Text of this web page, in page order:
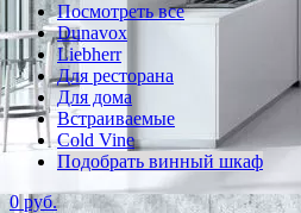
Посмотреть все
Dunavox
Liebherr
Для ресторана
Для дома
Встраиваемые
Cold Vine
Подобрать винный шкаф
0 руб.